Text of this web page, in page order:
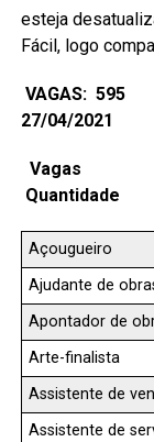
esteja
Fácil, logo
VAGAS: 595
27/04/2021
Quantidade
Açougueiro
Ajudante de
Apontador de
Arte-finalista
Assistente de
Assistente de